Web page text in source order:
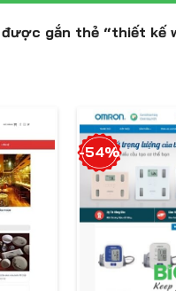
được gắn thẻ “thiết kế
-54%